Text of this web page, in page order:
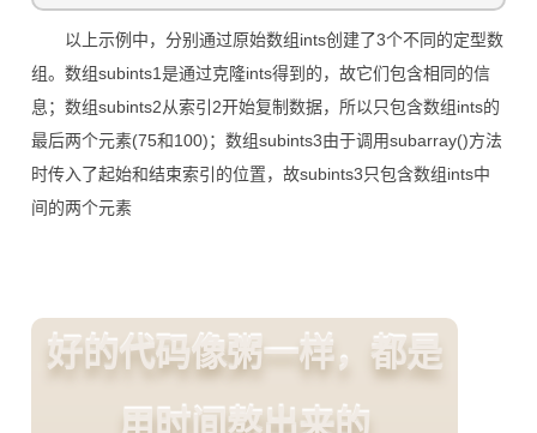
以上示例中，分别通过原始数组ints创建了3个不同的定型数
组。数组subints1是通过克隆ints得到的，故它们包含相同的信
息；数组subints2从索引2开始复制数据，所以只包含数组ints的
最后两个元素(75和100)；数组subints3由于调用subarray()方法
时传入了起始和结束索引的位置，故subints3只包含数组ints中
间的两个元素
好的代码像粥一样，都是